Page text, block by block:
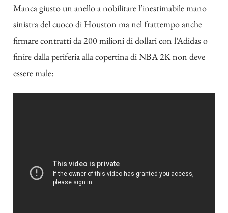
Manca giusto un anello a nobilitare l’inestimabile mano
sinistra del cuoco di Houston ma nel frattempo anche
firmare contratti da 200 milioni di dollari con l’Adidas o
finire dalla periferia alla copertina di NBA 2K non deve
essere male: